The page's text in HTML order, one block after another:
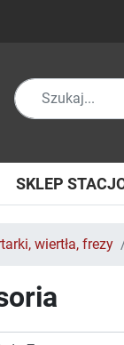
SKLEP
wiertła, frezy